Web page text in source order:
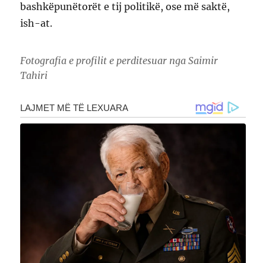
bashkëpunëtorët e tij politikë, ose më saktë,
ish-at.
Fotografia e profilit e perditesuar nga Saimir
Tahiri